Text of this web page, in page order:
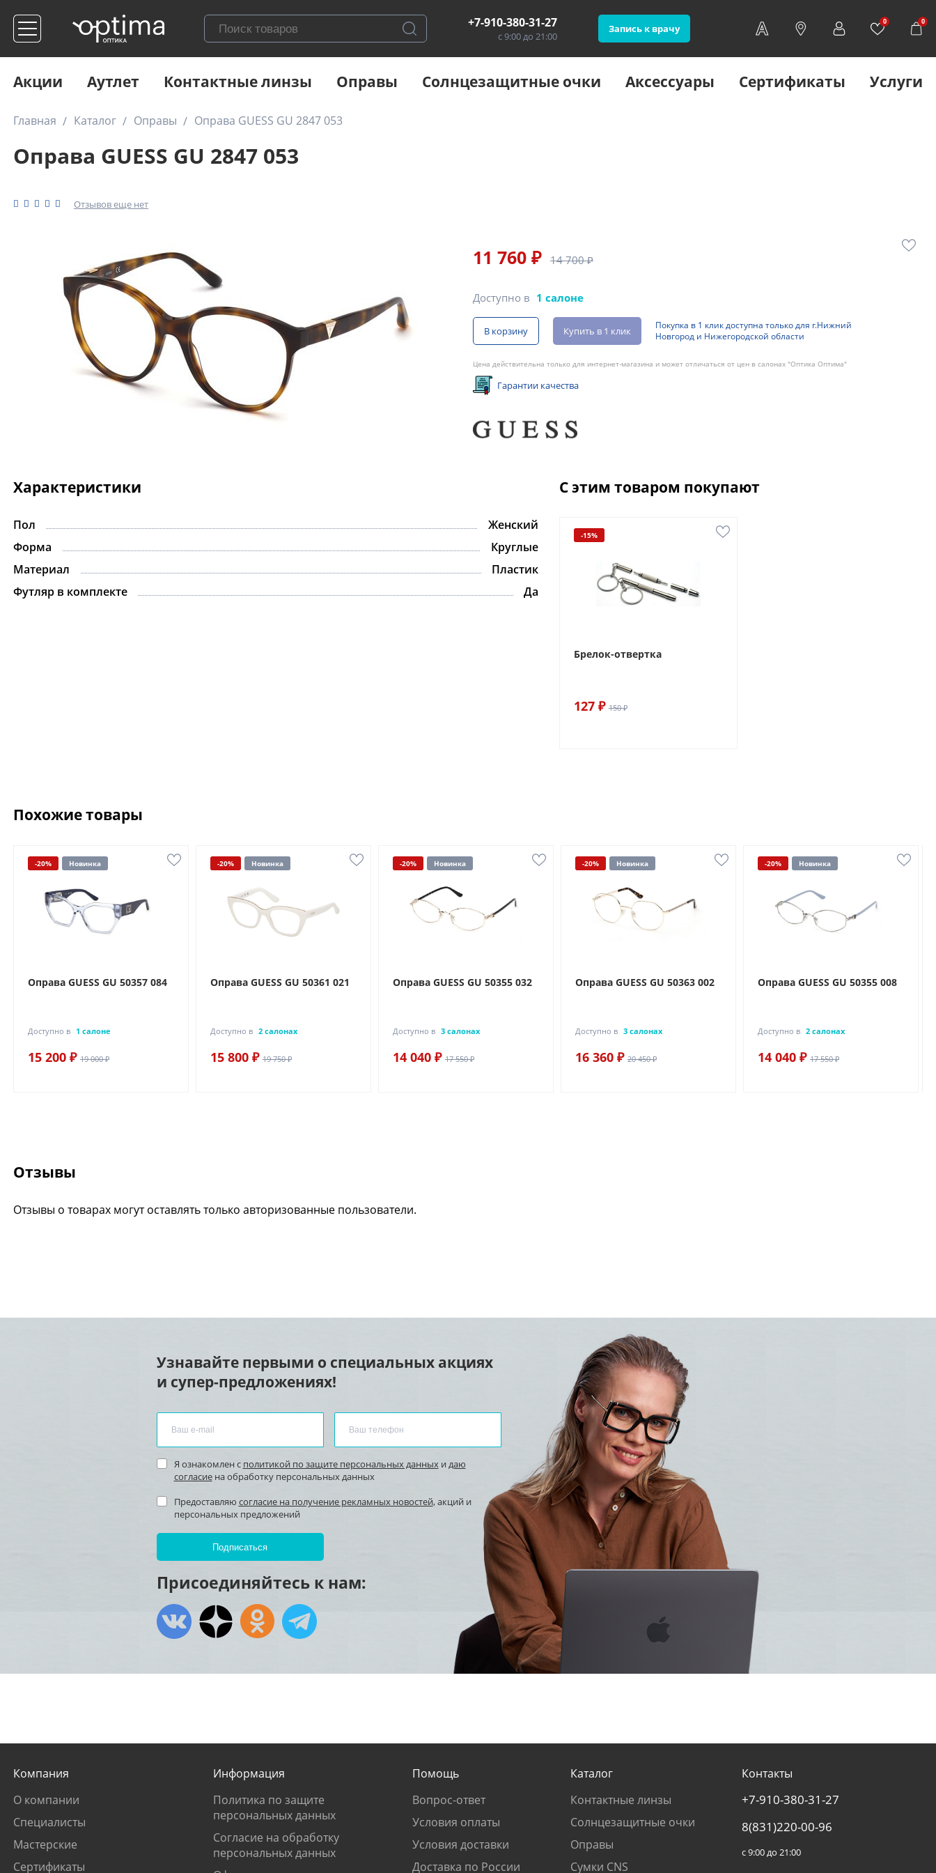
+7-910-380-31-27
с 9:00 до 21:00
Запись к врачу
0 0
Акции Аутлет Контактные линзы Оправы Солнцезащитные очки Аксессуары Сертификаты Услуги
Главная Каталог Оправы Оправа GUESS GU 2847 053
Оправа GUESS GU 2847 053
Отзывов еще нет
11 760 ₽ 14 700 ₽
Доступно в 1 салоне
В корзину Купить в 1 клик
Покупка в 1 клик доступна только для г.Нижний
Новгород и Нижегородской области
Цена действительна только для интернет-магазина и может отличаться от цен в салонах "Оптика Оптима"
Гарантии качества
Характеристики
Пол
Женский
Форма
Круглые
Материал
Пластик
Футляр в комплекте
Да
С этим товаром покупают
-15%
Брелок-отвертка
127 ₽ 150 ₽
Похожие товары
-20% Новинка
Оправа GUESS GU 50357 084
Доступно в 1 салоне
15 200 ₽ 19 000 ₽
-20% Новинка
Оправа GUESS GU 50361 021
Доступно в 2 салонах
15 800 ₽ 19 750 ₽
-20% Новинка
Оправа GUESS GU 50355 032
Доступно в 3 салонах
14 040 ₽ 17 550 ₽
-20% Новинка
Оправа GUESS GU 50363 002
Доступно в 3 салонах
16 360 ₽ 20 450 ₽
-20% Новинка
Оправа GUESS GU 50355 008
Доступно в 2 салонах
14 040 ₽ 17 550 ₽
Отзывы
Отзывы о товарах могут оставлять только авторизованные пользователи.
Узнавайте первыми о специальных акциях
и супер-предложениях!
Я ознакомлен с политикой по защите персональных данных и даю
согласиена обработку персональных данных
Предоставляю согласие на получение рекламных новостей, акций и
персональных предложений
Присоединяйтесь к нам:
Компания
О компании
Специалисты
Мастерские
Сертификаты
Информация
Политика по защите
персональных данных
Согласие на обработку
персональных данных
Помощь
Вопрос-ответ
Условия оплаты
Условия доставки
Доставка по России
Каталог
Контактные линзы
Солнцезащитные очки
Оправы
Сумки CNS
Контакты
+7-910-380-31-27
8(831)220-00-96
с 9:00 до 21:00